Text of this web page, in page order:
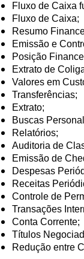
Fluxo de Caixa
Fluxo de Caixa;
Resumo
Emissão e
Posição
Extrato de
Valores em
Transferências;
Extrato;
Buscas
Relatórios;
Auditoria de
Emissão de
Despesas
Receitas
Controle de
Transações
Conta Corrente;
Títulos
Redução entre